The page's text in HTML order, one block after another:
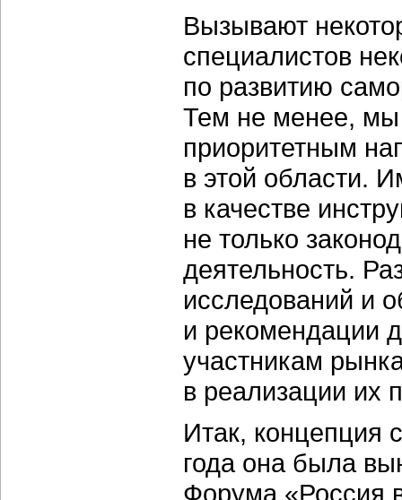
Вызывают
специалистов
по развитию
Тем не менее, мы
приоритетным
в этой области.
в качестве
не только
деятельность.
исследований и
и рекомендации
участникам
в реализации их
Итак, концепция
года она была
Форума «Россия